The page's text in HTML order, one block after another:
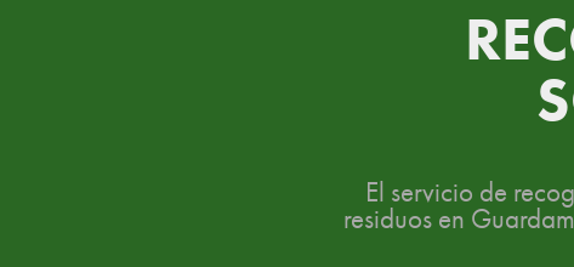
El servicio de
residuos en